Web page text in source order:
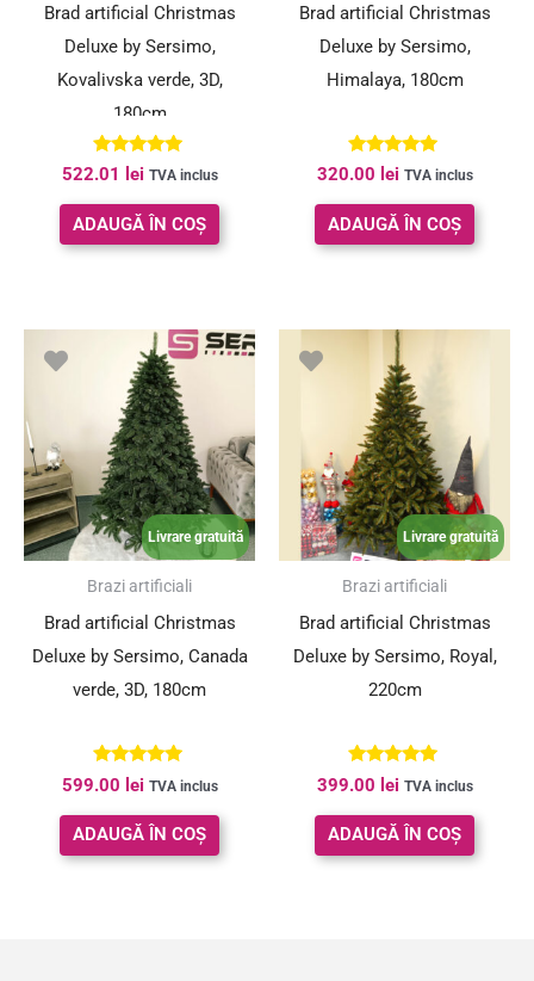
Brad artificial Christmas
Deluxe by Sersimo,
Kovalivska verde, 3D,
180cm
Evaluat la
5.00
din 5
522.01 lei TVA inclus
ADAUGĂ ÎN COȘ
Brad artificial Christmas
Deluxe by Sersimo,
Himalaya, 180cm
Evaluat la
5.00
din 5
320.00 lei TVA inclus
ADAUGĂ ÎN COȘ
Livrare gratuită
Brazi artificiali
Brad artificial Christmas
Deluxe by Sersimo, Canada
verde, 3D, 180cm
Evaluat la
4.80
din 5
599.00 lei TVA inclus
ADAUGĂ ÎN COȘ
Livrare gratuită
Brazi artificiali
Brad artificial Christmas
Deluxe by Sersimo, Royal,
220cm
Evaluat la
4.98
din 5
399.00 lei TVA inclus
ADAUGĂ ÎN COȘ